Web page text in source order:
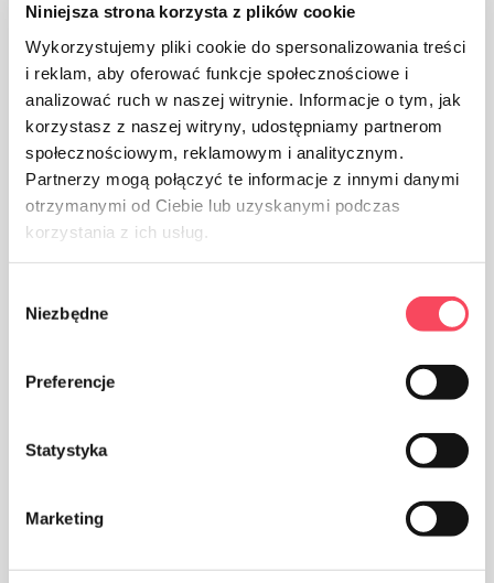
Niniejsza strona korzysta z plików cookie
Wykorzystujemy pliki cookie do spersonalizowania treści
i reklam, aby oferować funkcje społecznościowe i
analizować ruch w naszej witrynie. Informacje o tym, jak
korzystasz z naszej witryny, udostępniamy partnerom
społecznościowym, reklamowym i analitycznym.
Partnerzy mogą połączyć te informacje z innymi danymi
otrzymanymi od Ciebie lub uzyskanymi podczas
korzystania z ich usług.
zgody
Niezbędne
Preferencje
Statystyka
Marketing
20 m papieru – wystarcza na dłużej
Naturalna, niebielona masa celulozowa
Odporność na wysokie temperatury – nie
nagrzewa się i nie parzy
mrożenia produktów